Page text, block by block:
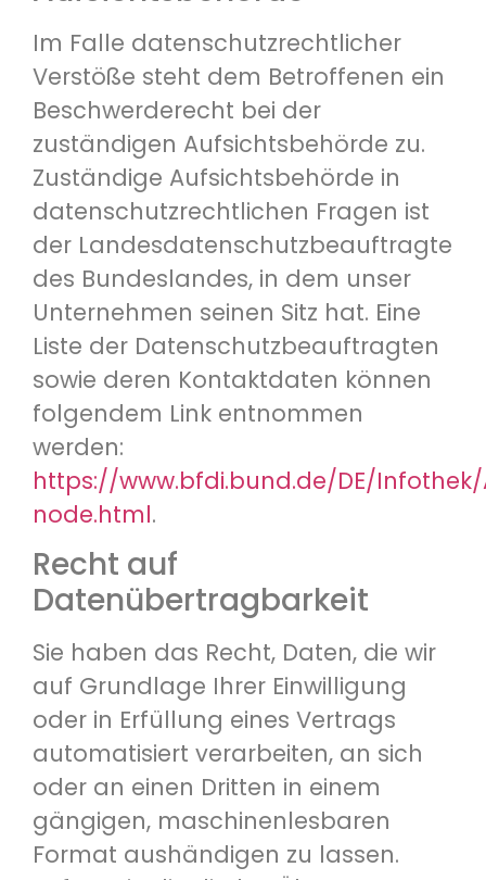
Im Falle datenschutzrechtlicher
Verstöße steht dem Betroffenen ein
Beschwerderecht bei der
zuständigen Aufsichtsbehörde zu.
Zuständige Aufsichtsbehörde in
datenschutzrechtlichen Fragen ist
der Landesdatenschutzbeauftragte
des Bundeslandes, in dem unser
Unternehmen seinen Sitz hat. Eine
Liste der Datenschutzbeauftragten
sowie deren Kontaktdaten können
folgendem Link entnommen
werden:
https://www.bfdi.bund.de/DE/
node.html.
Recht auf
Datenübertragbarkeit
Sie haben das Recht, Daten, die wir
auf Grundlage Ihrer Einwilligung
oder in Erfüllung eines Vertrags
automatisiert verarbeiten, an sich
oder an einen Dritten in einem
gängigen, maschinenlesbaren
Format aushändigen zu lassen.